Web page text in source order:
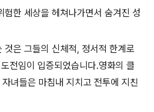
험한 세상을 헤쳐나가면서 숨겨진 성
것은 그들의 신체적, 정서적 한계로
전임이 입증되었습니다.영화의 클
녀들은 마침내 지치고 전투에 지친